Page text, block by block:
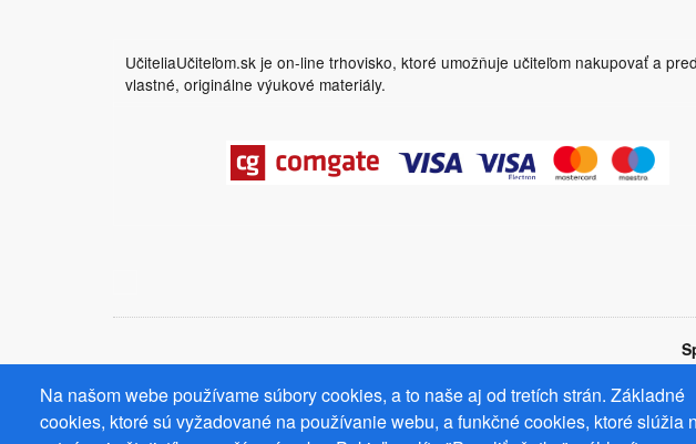
UčiteliaUčiteľom.sk je on-line trhovisko, ktoré umožňuje učiteľom nakupovať a
vlastné, originálne výukové materiály.
Na našom webe používame súbory cookies, a to naše aj od tretích strán. Základné
cookies, ktoré sú vyžadované na používanie webu, a funkčné cookies, ktoré slúžia